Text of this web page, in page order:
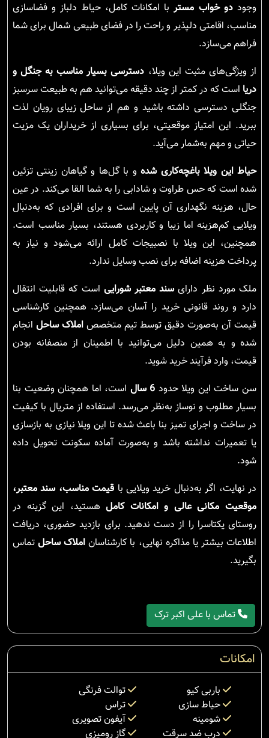
وجوددو خواب مستربا امکانات کامل، حیاط دلباز و فضاسازی
مناسب، اقامتی دلپذیر و راحت را در فضای طبیعی شمال برای شما
فراهم می‌سازد.
از ویژگی‌های مثبت این ویلا، دسترسی بسیار مناسب به جنگل و
دریا است که در کمتر از چند دقیقه می‌توانید هم به طبیعت سرسبز
جنگلی دسترسی داشته باشید و هم از ساحل زیبای رویان لذت
ببرید. این امتیاز موقعیتی، برای بسیاری از خریداران یک مزیت
حیاتی و مهم به‌شمار می‌آید.
حیاط این ویلا باغچه‌کاری شدهو با گل‌ها و گیاهان زینتی تزئین
شده است که حس طراوت و شادابی را به شما القا می‌کند. در عین
حال، هزینه نگهداری آن پایین است و برای افرادی که به‌دنبال
ویلایی کم‌هزینه اما زیبا و کاربردی هستند، بسیار مناسب است.
همچنین، این ویلا با نصبیجات کامل ارائه می‌شود و نیاز به
پرداخت هزینه اضافه برای نصب وسایل ندارد.
ملک مورد نظر دارایسند معتبر شورایی است که قابلیت انتقال
دارد و روند قانونی خرید را آسان می‌سازد. همچنین کارشناسی
قیمت آن به‌صورت دقیق توسط تیم متخصص املاک ساحل انجام
شده و به همین دلیل می‌توانید با اطمینان از منصفانه بودن
قیمت، وارد فرآیند خرید شوید.
سن ساخت این ویلا حدود 6 سال
است، اما همچنان وضعیت بنا
بسیار مطلوب و نوساز به‌نظر می‌رسد. استفاده از متریال با کیفیت
در ساخت و اجرای تمیز بنا باعث شده تا این ویلا نیازی به بازسازی
یا تعمیرات نداشته باشد و به‌صورت آماده سکونت تحویل داده
شود.
در نهایت، اگر به‌دنبال خرید ویلایی با قیمت مناسب، سند معتبر،
موقعیت مکانی عالی و امکانات کاملهستید، این گزینه در
روستای یکتاسرا را از دست ندهید. برای بازدید حضوری، دریافت
اطلاعات بیشتر یا مذاکره نهایی، با کارشناسان املاک ساحلتماس
بگیرید.
تماس با علی اکبر ترک
امکانات
باربی کیو
توالت فرنگی
حیاط سازی
تراس
شومینه
آیفون تصویری
درب ضد سرقت
گاز رومیزی